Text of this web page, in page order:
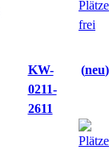
KW-
0211-
2611
neu